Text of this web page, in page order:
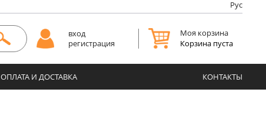
Рус
вход
регистрация
Моя корзина
Корзина пуста
ОПЛАТА И ДОСТАВКА КОНТАКТЫ